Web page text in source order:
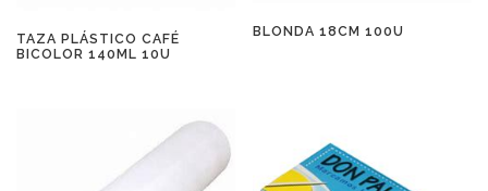
TAZA PLÁSTICO CAFÉ
BICOLOR 140ML 10U
BLONDA 18CM 100U